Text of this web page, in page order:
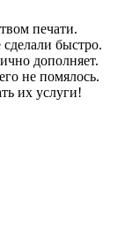
печати.
сделали быстро.
дополняет.
не помялось.
их услуги!